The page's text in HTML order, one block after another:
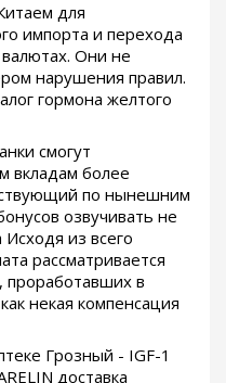
для
импорта и перехода
Они не
нарушения правил.
гормона желтого
смогут
вкладам более
по нынешним
озвучивать не
из всего
рассматривается
проработавших в
некая компенсация
Грозный - IGF-1
доставка